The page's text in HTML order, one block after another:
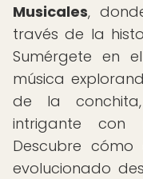
Musicales,
través de la
Sumérgete en
música
de la
intrigante con
Descubre
evolucionado